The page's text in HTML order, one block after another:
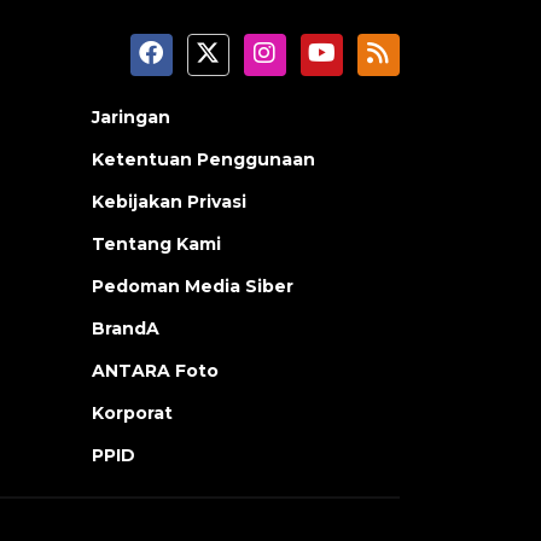
Jaringan
Ketentuan Penggunaan
Kebijakan Privasi
Tentang Kami
Pedoman Media Siber
BrandA
ANTARA Foto
Korporat
PPID